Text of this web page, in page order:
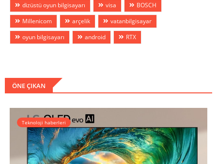
dizüstü oyun bilgisayarı
visa
BOSCH
Millenicom
arçelik
vatanbilgisayar
oyun bilgisayarı
android RTX
ÖNE ÇIKAN
Teknoloji haberleri